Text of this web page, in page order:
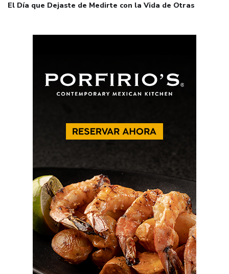
El Día que Dejaste de Medirte con la Vida de Otras